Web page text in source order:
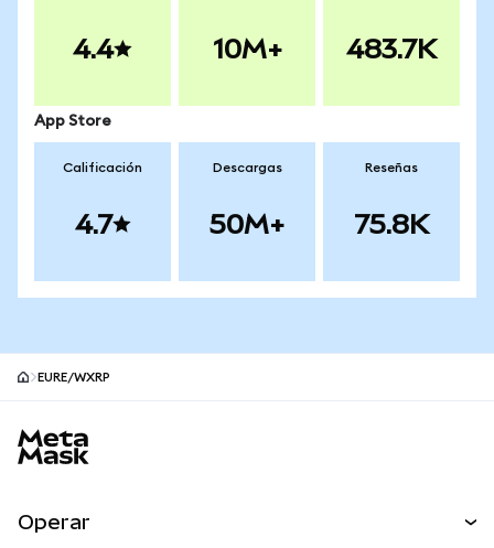
4.4 10M+ 483.7K
App Store
Calificación
4.7
Descargas
50M+
Reseñas
75.8K
EURE/WXRP
Operar